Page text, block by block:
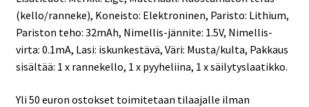
(kello/ranneke), Koneisto: Elektroninen, Paristo: Lithium,
Pariston teho: 32mAh, Nimellis-jännite: 1.5V, Nimellis-
virta: 0.1mA, Lasi: iskunkestävä, Väri: Musta/kulta, Pakkaus
sisältää: 1 x rannekello, 1 x pyyheliina, 1 x säilytyslaatikko.
Yli 50 euron ostokset toimitetaan tilaajalle ilman